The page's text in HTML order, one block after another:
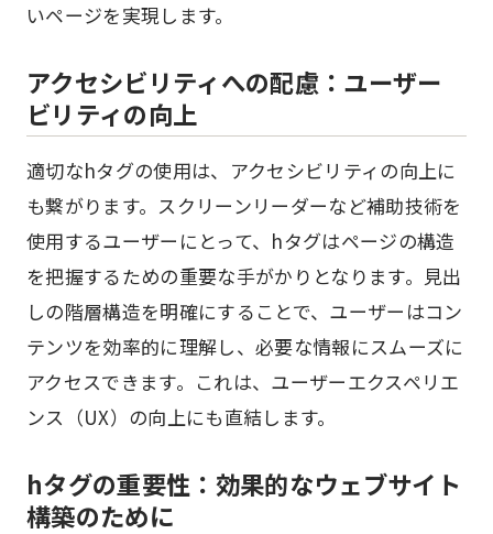
いページを実現します。
アクセシビリティへの配慮：ユーザー
ビリティの向上
適切なhタグの使用は、アクセシビリティの向上に
も繋がります。スクリーンリーダーなど補助技術を
使用するユーザーにとって、hタグはページの構造
を把握するための重要な手がかりとなります。見出
しの階層構造を明確にすることで、ユーザーはコン
テンツを効率的に理解し、必要な情報にスムーズに
アクセスできます。これは、ユーザーエクスペリエ
ンス（UX）の向上にも直結します。
hタグの重要性：効果的なウェブサイト
構築のために